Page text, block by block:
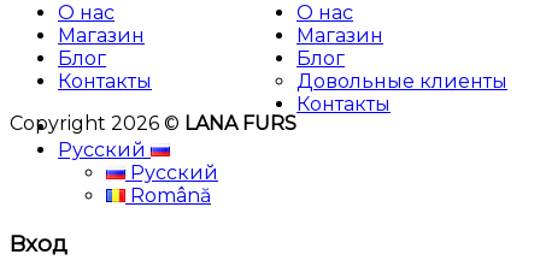
шубу
в
домашних
условиях
О нас
Магазин
Блог
Контакты
Copyright 2026 © LANA FURS
О нас
Магазин
Блог
Довольные клиенты
Контакты
Русский
Русский
Română
Вход